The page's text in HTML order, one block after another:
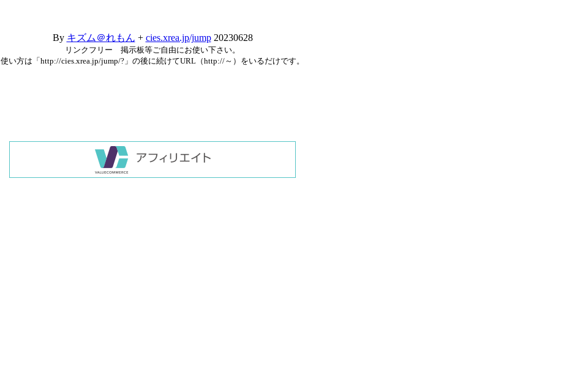
By キズム＠れもん + cies.xrea.jp/jump20230628
リンクフリー 掲示板等ご自由にお使い下さい。
使い方は「http://cies.xrea.jp/jump/?」の後に続けてURL（http://～）をいるだけです。